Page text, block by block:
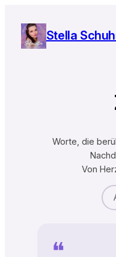
Inhalt
springen
Stella
Worte, die
Von
❝